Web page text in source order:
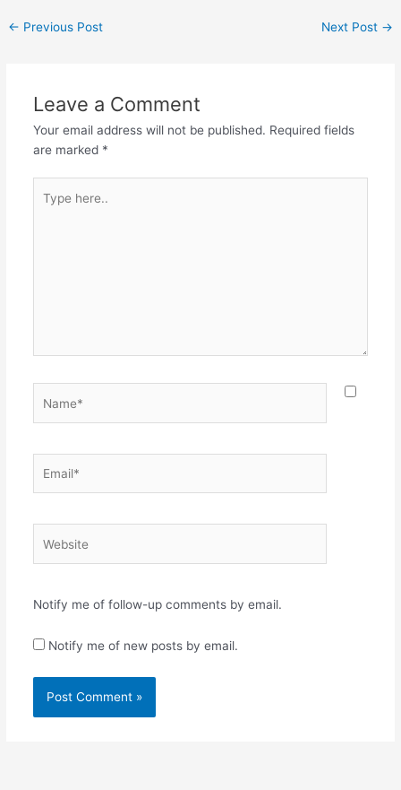
ಸೂರ್ಯಕೋಟಿಪ್ರಕಾಶಮ್|
ರಾಜಹಂಸಂ|| ವಿವಿಧಮಣಿ-
ಮಯೂಖ್ಯೆಃ ಶೋಭಮಾನಂ
ವಿದೂರೈ: ಕನಕರಚಿತಚಿತ್ರಂ
ಕಂಠದೇಶೇ ವಿಚಿತ್ರಮ್| ದಧತಿ
ವಿಮಲಹಾರಂ ಸರ್ವದಾ
ಯತ್ನಸಾರಂ ಗಣಪತಿಮಭಿವಂದೇ
ಶೋಭಮಾನೇ ವಿಶಾಲೇ
← Previous Post Next Post →
Leave a Comment
Your email address will not be published. Required fields
are marked *
here..
Notify me of follow-up comments by email.
Notify me of new posts by email.